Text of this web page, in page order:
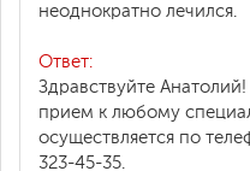
неоднократно лечился.
Ответ:
Здравствуйте
прием к любому
осуществляется по
323-45-35.